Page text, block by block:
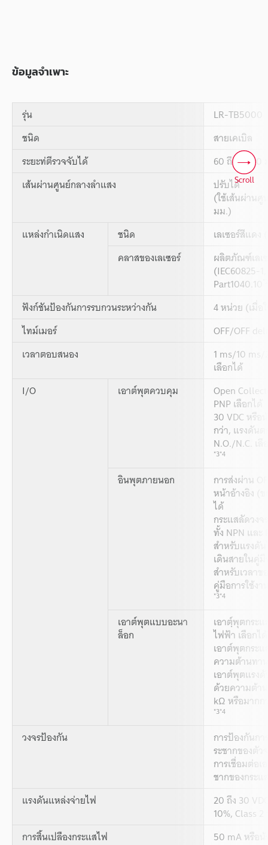
ข้อมูลจำเพาะ
รุ่น
LR-TB5000
ชนิด
สายเคเบิล
ระยะท่ตีรวจจับได้
60 ถึง 5000
เส้นผ่านศูนย์กลางลำแสง
ปรับได้
(ใช้เส้นผ่านศู
มม.)
แหล่งกำเนิดแสง
ชนิด
เลเซอร์สีแดง
คลาสของเลเซอร์
ผลิตภัณฑ์เลเ
(IEC60825-
Part1040.10
ฟังก์ชันป้องกันการรบกวนระหว่างกัน
4 หน่วย (เมื่อ
ไทม์เมอร์
OFF/OFF
เวลาตอบสนอง
1 ms/10
เลือกได้
I/O
เอาต์พุตควบคุม Open
PNP เลือกได้
30 VDC หรื
กว่า, แรงดัน
N.O./N.C. เลื
*3*4
อินพุตภายนอก การส่งผ่าน
หน้าอ้างอิง (
ได้
กระแสลัดวง
ทั้ง NPN และ
สำหรับแรงดั
เดินสายในคู่
สำหรับเวลาข
คู่มือการใช้งา
*3*4
เอาต์พุตแบบอะนา
ล็อก
เอาตฺ์พุตกระ
ไฟฟ้า เลือกได้
เอาต์พุตกระ
ความต้านทา
เอาต์พุตแรง
ด้วยความต้า
kΩ หรือมากก
*3*4
วงจรป้องกัน การป้องกันก
ระชากของตั
การเชื่อมต่อ
ชากของกระ
แรงดันแหล่งจ่ายไฟ
20 ถึง 30
10%, Class 2
การสิ้นเปลืองกระแสไฟ
50 mA หรือ
Scroll